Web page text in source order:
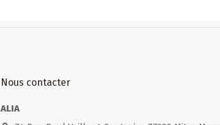
Nous contacter
ALIA